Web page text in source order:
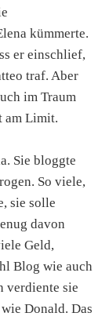
kümmerte.
er einschlief,
traf. Aber
im Traum
am Limit.
Sie bloggte
So viele,
sie solle
davon
Geld,
Blog wie auch
verdiente sie
Donald. Das